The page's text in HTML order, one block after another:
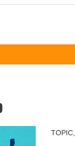
TOPIC,